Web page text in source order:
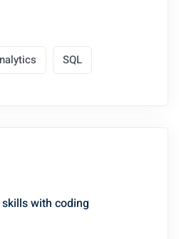
SQL
with coding